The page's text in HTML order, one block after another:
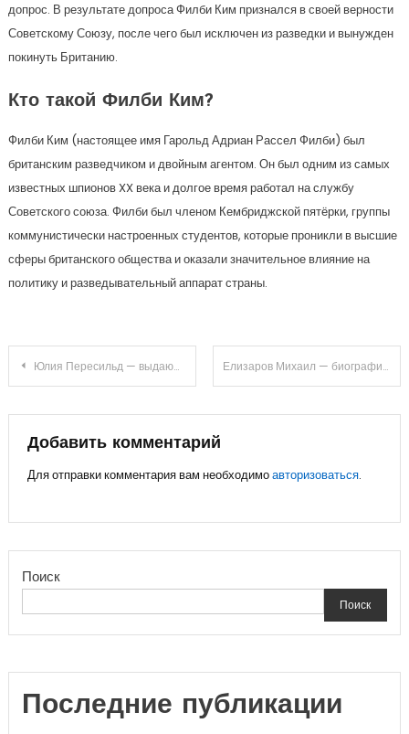
допрос. В результате допроса Филби Ким признался в своей верности
Советскому Союзу, после чего был исключен из разведки и вынужден
покинуть Британию.
Кто такой Филби Ким?
Филби Ким (настоящее имя Гарольд Адриан Рассел Филби) был
британским разведчиком и двойным агентом. Он был одним из самых
известных шпионов XX века и долгое время работал на службу
Советского союза. Филби был членом Кембриджской пятёрки, группы
коммунистически настроенных студентов, которые проникли в высшие
сферы британского общества и оказали значительное влияние на
политику и разведывательный аппарат страны.
Навигация
записям
Юлия Пересильд — выдающаяся актриса, личность с яркой биографией, колоссальными достижениями и интересной личной жизнью Елизаров Михаил — биография, детство, историческая роль и достижения
Добавить комментарий
Для отправки комментария вам необходимоавторизоваться.
Поиск
Поиск
Последние публикации